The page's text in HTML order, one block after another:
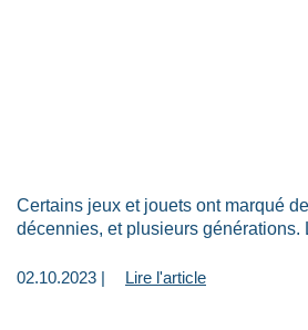
Certains jeux et jouets ont marqué
décennies, et plusieurs générations.
02.10.2023 | Lire l'article